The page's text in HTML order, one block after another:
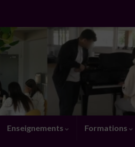
Enseignements Formations